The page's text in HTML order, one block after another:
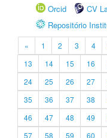
Orcid
CV
Repositório
« 1 2 3 4
13
14 15 16
24
25 26 27
35
36 37 38
46
47 48 49
57
58 59 60